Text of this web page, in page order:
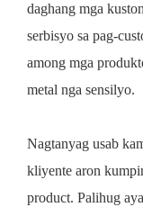
daghang mga
serbisyo sa pag-
among mga
metal nga sensilyo.
Nagtanyag usab
kliyente aron
product. Palihug